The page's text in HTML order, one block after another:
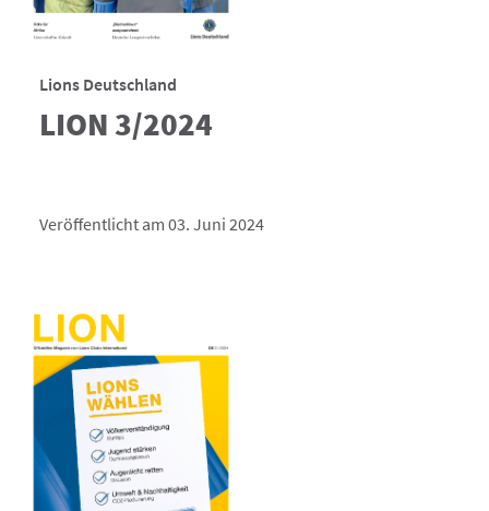
Lions Deutschland
LION 3/2024
Veröffentlicht am 03. Juni 2024